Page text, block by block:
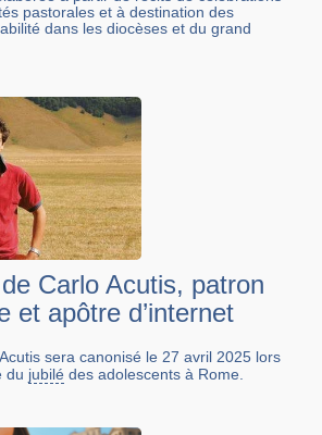
pastorales et à destination des
dans les diocèses et du grand
Carlo Acutis, patron
et apôtre d’internet
sera canonisé le 27 avril 2025 lors
du jubilé des adolescents à Rome.